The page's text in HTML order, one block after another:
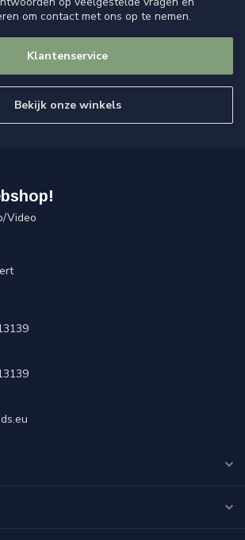
om contact met ons op te nemen.
Klantenservice
Bekijk onze winkels
Video